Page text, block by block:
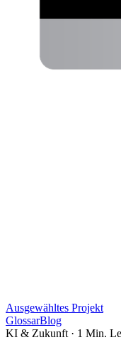
Ausgewähltes Projekt
GlossarBlog
KI & Zukunft · 1 Min.